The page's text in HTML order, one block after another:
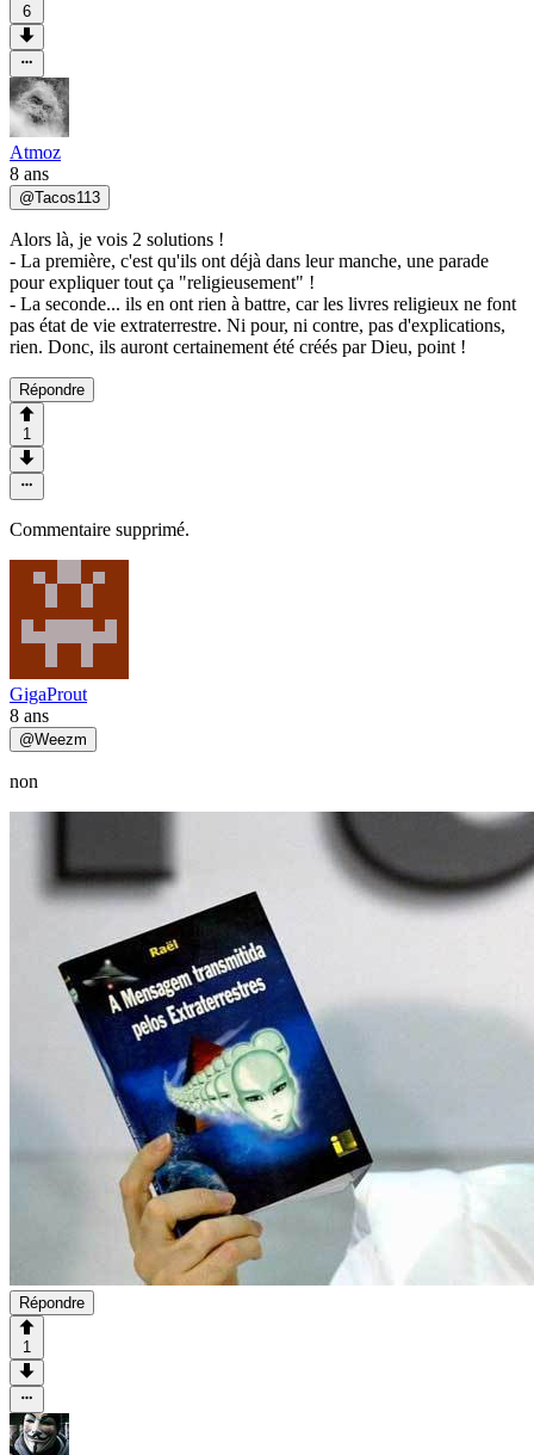
6
Atmoz
8 ans
@Tacos113
Alors là, je vois 2 solutions !
- La première, c'est qu'ils ont déjà dans leur manche, une parade
pour expliquer tout ça "religieusement" !
- La seconde... ils en ont rien à battre, car les livres religieux ne font
pas état de vie extraterrestre. Ni pour, ni contre, pas d'explications,
rien. Donc, ils auront certainement été créés par Dieu, point !
Répondre
1
Commentaire supprimé.
GigaProut
8 ans
@Weezm
non
Répondre
1